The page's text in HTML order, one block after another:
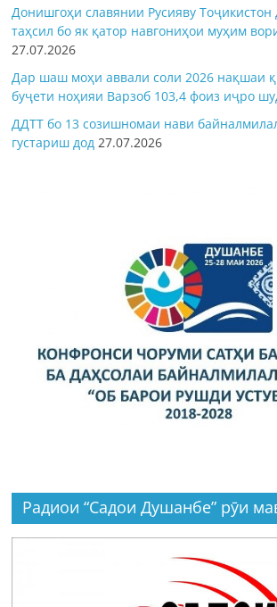
Донишгоҳи славянии Русияву Тоҷикистон
таҳсил бо як қатор навгониҳои муҳим
27.07.2026
Дар шаш моҳи аввали соли 2026 нақшаи
буҷети ноҳияи Варзоб 103,4 фоиз иҷро
ДДТТ бо 13 созишномаи нави
густариш дод 27.07.2026
Радиои “Садои Душанбе” рӯи